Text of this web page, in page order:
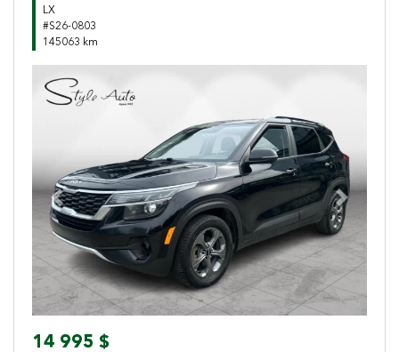
LX
#S26-0803
145063 km
Previous Next
14 995 $